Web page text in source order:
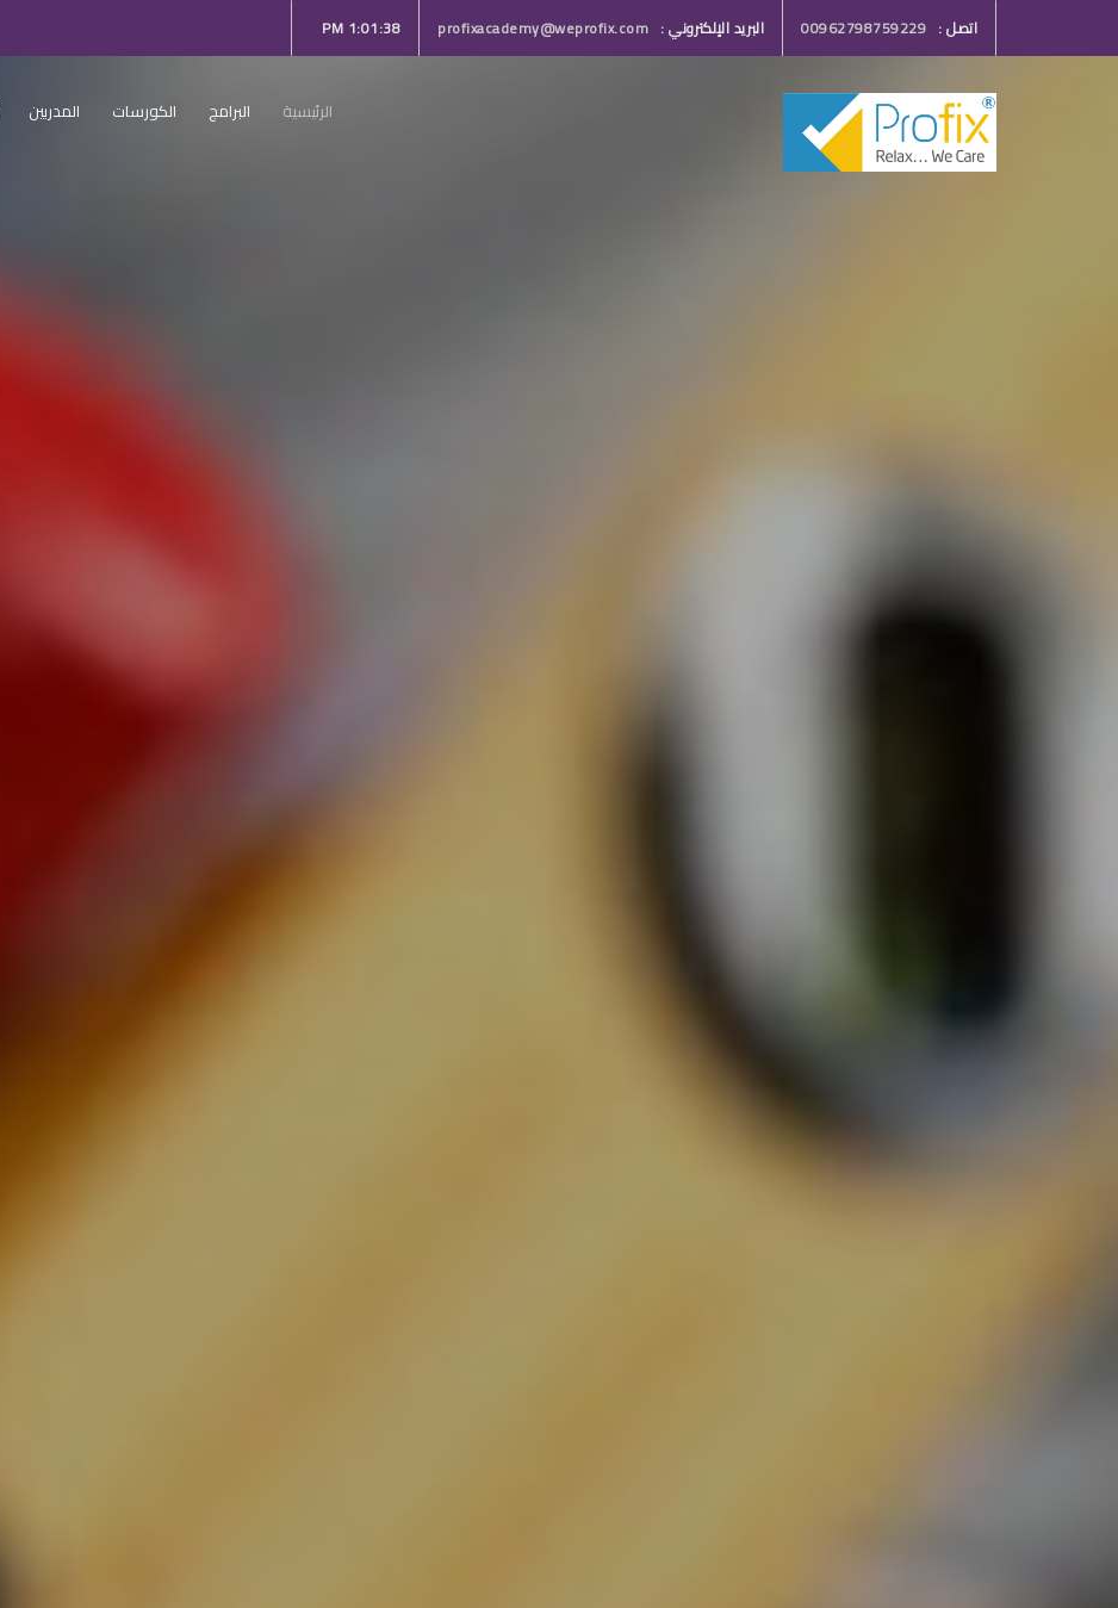
اتصل : 00962798759229 البريد الإلكتروني : profixacademy@weprofix.com
1:01:40 PM
الرئيسية البرامج الكورسات المدربين